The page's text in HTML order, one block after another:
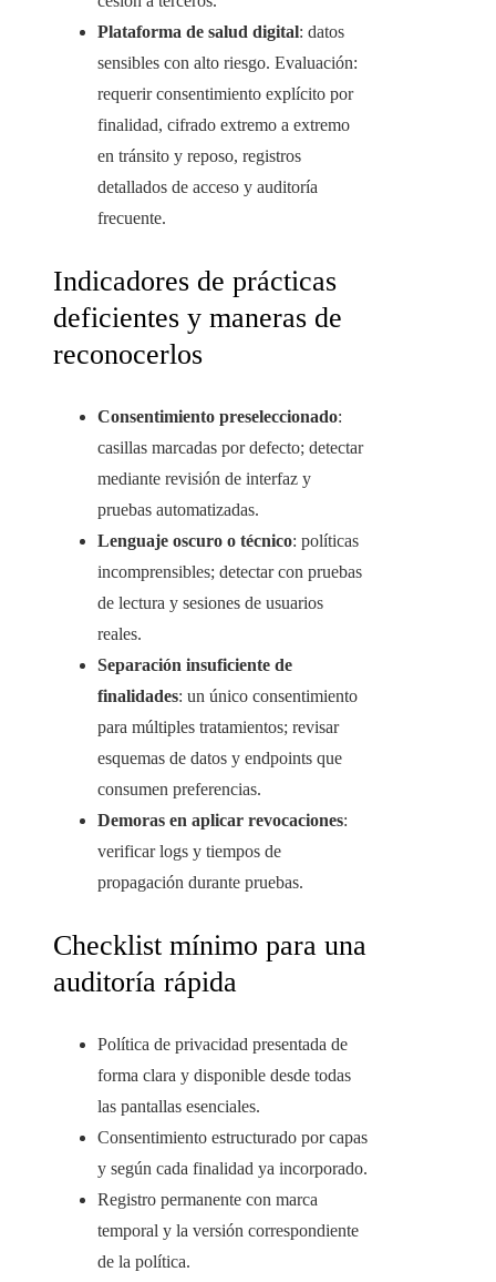
Plataforma de salud digital: datos
sensibles con alto riesgo. Evaluación:
requerir consentimiento explícito por
finalidad, cifrado extremo a extremo
en tránsito y reposo, registros
detallados de acceso y auditoría
frecuente.
Indicadores de prácticas
deficientes y maneras de
reconocerlos
Consentimiento preseleccionado:
casillas marcadas por defecto; detectar
mediante revisión de interfaz y
pruebas automatizadas.
Lenguaje oscuro o técnico: políticas
incomprensibles; detectar con pruebas
de lectura y sesiones de usuarios
reales.
Separación insuficiente de
finalidades: un único consentimiento
para múltiples tratamientos; revisar
esquemas de datos y endpoints que
consumen preferencias.
Demoras en aplicar revocaciones:
verificar logs y tiempos de
propagación durante pruebas.
Checklist mínimo para una
auditoría rápida
Política de privacidad presentada de
forma clara y disponible desde todas
las pantallas esenciales.
Consentimiento estructurado por capas
y según cada finalidad ya incorporado.
Registro permanente con marca
temporal y la versión correspondiente
de la política.